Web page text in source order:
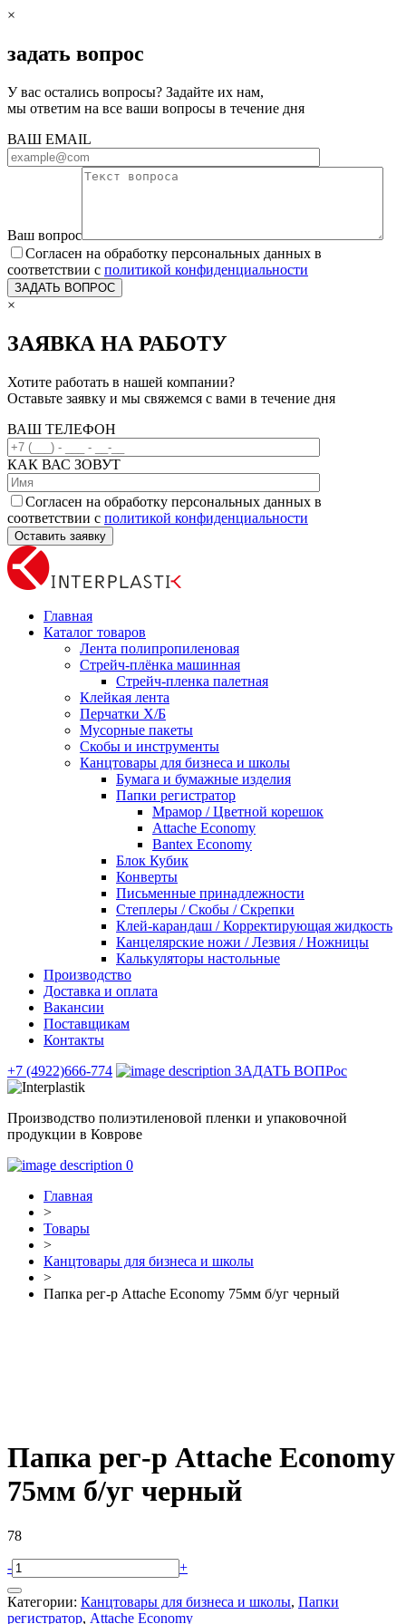
×
задать вопрос
У вас остались вопросы? Задайте их нам,
мы ответим на все ваши вопросы в течение дня
ВАШ EMAIL
Ваш вопрос
Согласен на обработку персональных данных в
соответствии с политикой конфиденциальности
×
ЗАЯВКА НА РАБОТУ
Хотите работать в нашей компании?
Оставьте заявку и мы свяжемся с вами в течение дня
ВАШ ТЕЛЕФОН
КАК ВАС ЗОВУТ
Согласен на обработку персональных данных в
соответствии с политикой конфиденциальности
Главная
Каталог товаров
Лента полипропиленовая
Стрейч-плёнка машинная
Стрейч-пленка палетная
Клейкая лента
Перчатки Х/Б
Мусорные пакеты
Скобы и инструменты
Канцтовары для бизнеса и школы
Бумага и бумажные изделия
Папки регистратор
Мрамор / Цветной корешок
Attache Economy
Bantex Economy
Блок Кубик
Конверты
Письменные принадлежности
Степлеры / Скобы / Скрепки
Клей-карандаш / Корректирующая жидкость
Канцелярские ножи / Лезвия / Ножницы
Калькуляторы настольные
Производство
Доставка и оплата
Вакансии
Поставщикам
Контакты
+7 (4922)666-774
ЗАДАТЬ ВОПРос
Производство полиэтиленовой пленки и упаковочной
продукции в Коврове
0
Главная
>
Товары
>
Канцтовары для бизнеса и школы
>
Папка рег-р Attache Economy 75мм б/уг черный
Папка рег-р Attache Economy
75мм б/уг черный
78
- +
Категории: Канцтовары для бизнеса и школы, Папки
регистратор, Attache Economy